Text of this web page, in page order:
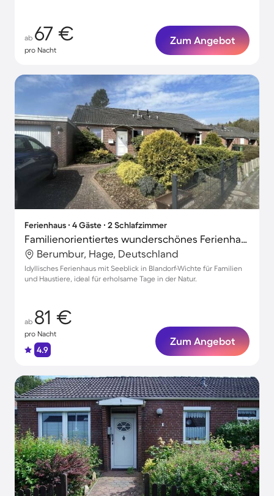
ab 67 €
pro Nacht
Zum Angebot
Ferienhaus ∙ 4 Gäste ∙ 2 Schlafzimmer
Familienorientiertes wunderschönes Ferienhaus mit Grill und Garten | Seeblick | Haustiere erlaubt
Berumbur, Hage, Deutschland
Idyllisches Ferienhaus mit Seeblick in Blandorf-Wichte für Familien
und Haustiere, ideal für erholsame Tage in der Natur.
ab 81 €
pro Nacht
4.9
Zum Angebot